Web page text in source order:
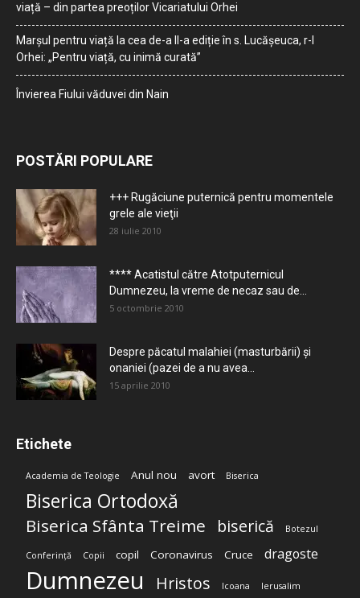
viață – din partea preoților Vicariatului Orhei
Marșul pentru viață la cea de-a II-a ediție în s. Lucășeuca, r-l
Orhei: „Pentru viață, cu inimă curată”
Învierea Fiului văduvei din Nain
POSTĂRI POPULARE
+++ Rugăciune puternică pentru momentele
grele ale vieţii
28 iulie 2010
**** Acatistul către Atotputernicul
Dumnezeu, la vreme de necaz sau de...
5 octombrie 2010
Despre păcatul malahiei (masturbării) şi
onaniei (pazei de a nu avea...
15 aprilie 2010
Etichete
Academia de Teologie Anul nou avort Biserica
Biserica Ortodoxă
Biserica Sfânta Treime biserică Botezul
Conferință Copii copil Coronavirus Cruce dragoste
Dumnezeu Hristos Icoana Ierusalim